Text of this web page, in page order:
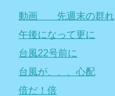
動画 先週末の群れ
午後になって更に
台風22号前に
台風が、、、心配
倍だ！倍